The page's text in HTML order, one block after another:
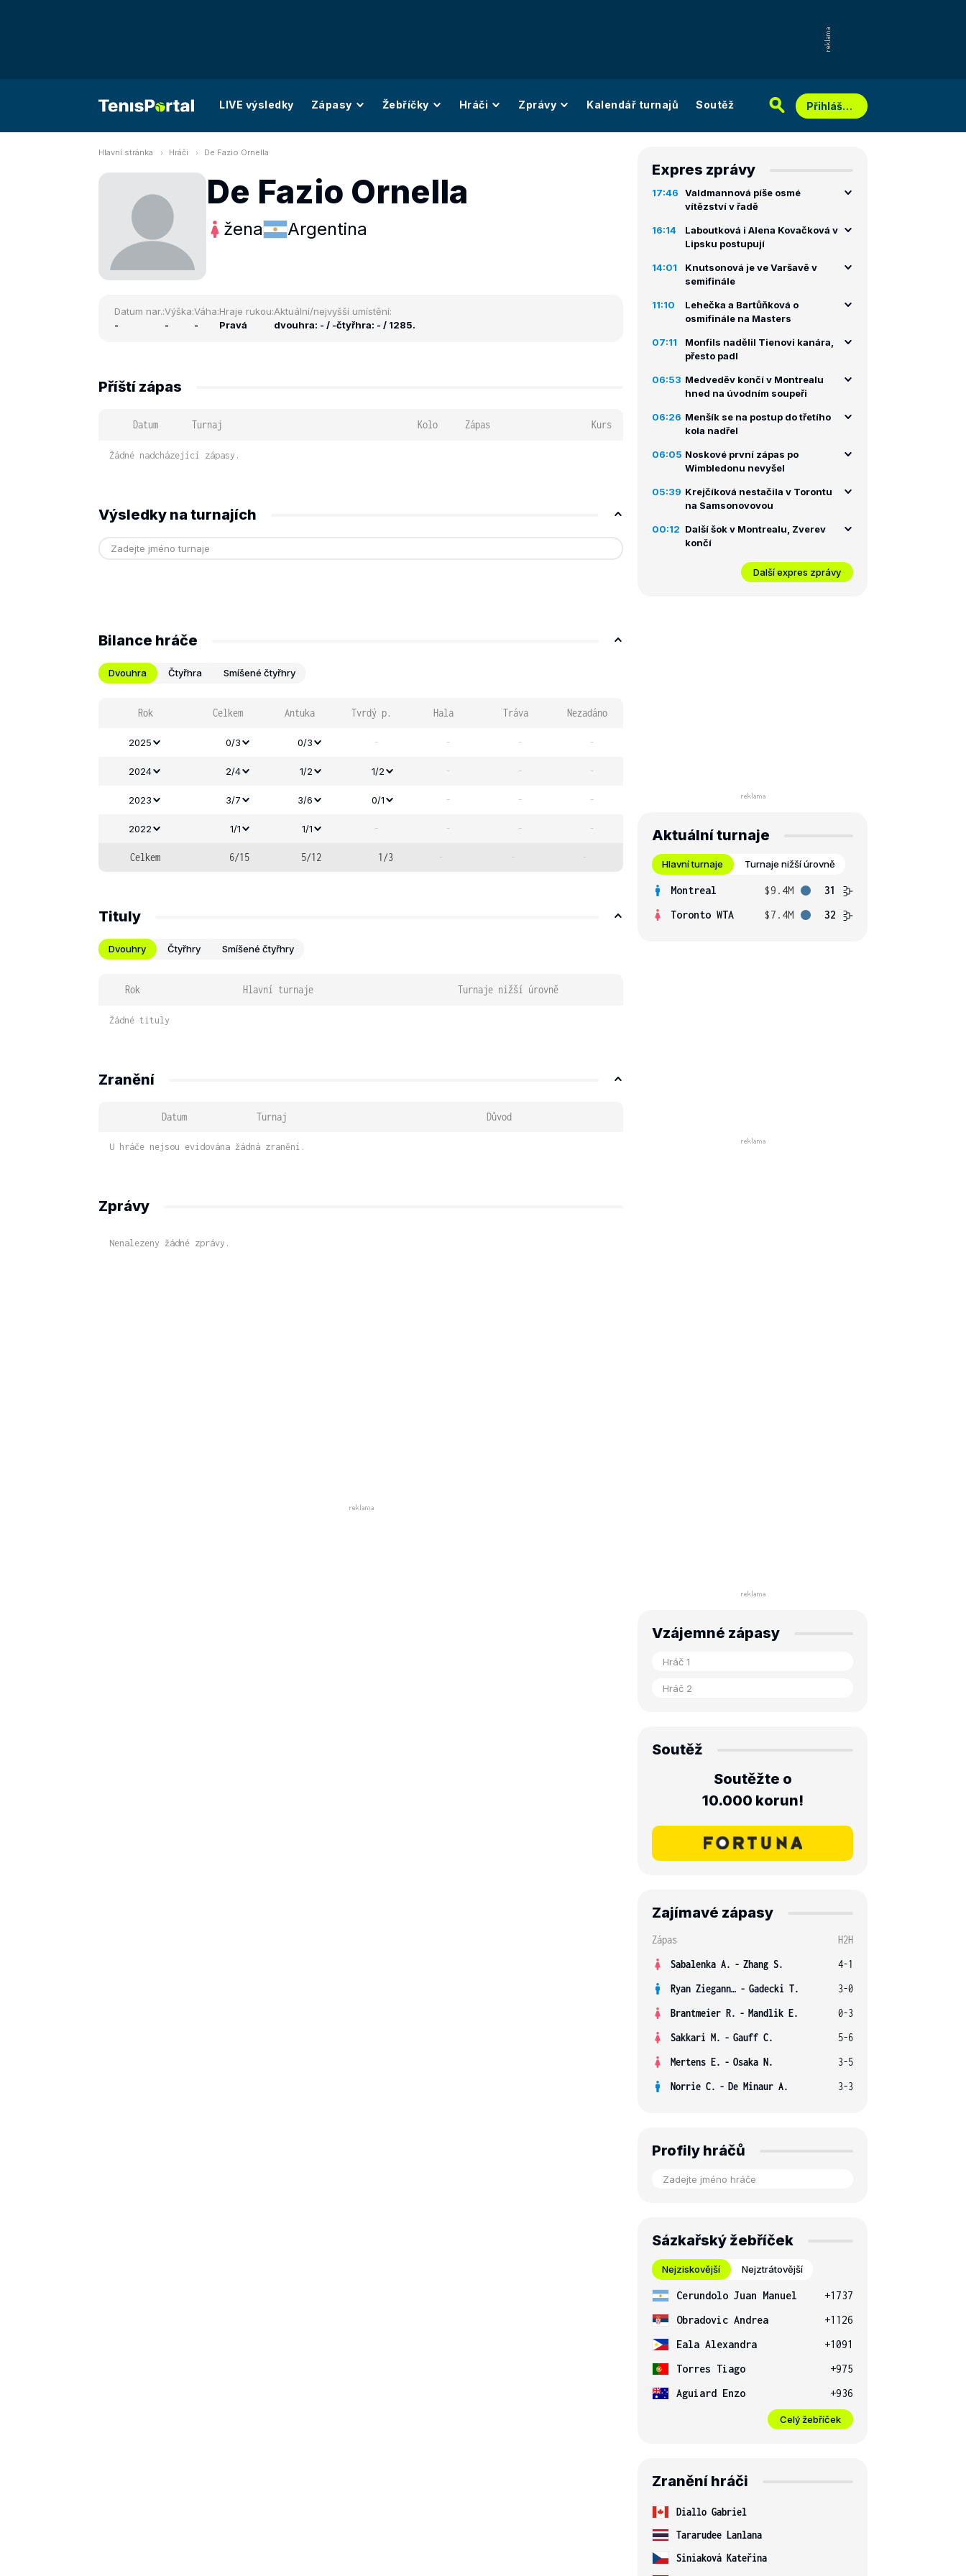
LIVE výsledky Zápasy Žebříčky Hráči Zprávy Kalendář turnajů Soutěž Přihlášení
Hlavní stránka Hráči De Fazio Ornella
De Fazio Ornella
žena Argentina
Datum nar.:
-
Výška:
-
Váha:
-
Hraje rukou:
Pravá
Aktuální/nejvyšší umístění:
dvouhra: - / -čtyřhra: - / 1285.
Příští zápas
Datum Turnaj Kolo Zápas Kurs
Žádné nadcházející zápasy.
Výsledky na turnajích
Bilance hráče
Dvouhra Čtyřhra Smíšené čtyřhry
Rok Celkem Antuka Tvrdý p. Hala Tráva Nezadáno
2025 0/3 0/3 - - - -
2024 2/4 1/2 1/2 - - -
2023 3/7 3/6 0/1 - - -
2022 1/1 1/1 - - - -
Celkem 6/15 5/12 1/3 - - -
Tituly
Dvouhry Čtyřhry Smíšené čtyřhry
Rok Hlavní turnaje Turnaje nižší úrovně
Žádné tituly
Zranění
Datum Turnaj Důvod
U hráče nejsou evidována žádná zranění.
Zprávy
Nenalezeny žádné zprávy.
Expres zprávy
17:46
Valdmannová píše osmé
vítězství v řadě
16:14
Laboutková i Alena Kovačková v
Lipsku postupují
14:01
Knutsonová je ve Varšavě v
semifinále
11:10
Lehečka a Bartůňková o
osmifinále na Masters
07:11
Monfils nadělil Tienovi kanára,
přesto padl
06:53 Medveděv končí v Montrealu
hned na úvodním soupeři
06:26 Menšík se na postup do třetího
kola nadřel
06:05 Noskové první zápas po
Wimbledonu nevyšel
05:39 Krejčíková nestačila v Torontu
na Samsonovovou
00:12 Další šok v Montrealu, Zverev
končí
Další expres zprávy
Aktuální turnaje
Hlavní turnaje Turnaje nižší úrovně
Montreal $9.4M
31
Toronto WTA
$7.4M 32
Vzájemné zápasy
Soutěž
Soutěžte o
10.000 korun!
Zajímavé zápasy
Zápas
H2H
Sabalenka A. - Zhang S.
4-1
Ryan Ziegann S. - Gadecki T.
3-0
Brantmeier R. - Mandlik E.
0-3
Sakkari M. - Gauff C.
5-6
Mertens E. - Osaka N.
3-5
Norrie C. - De Minaur A. 3-3
Profily hráčů
Sázkařský žebříček
Nejziskovější Nejztrátovější
Cerundolo Juan Manuel
+1737
Obradovic Andrea
+1126
Eala Alexandra
+1091
Torres Tiago
+975
Aguiard Enzo
+936
Celý žebříček
Zranění hráči
Diallo Gabriel
Tararudee Lanlana
Siniaková Kateřina